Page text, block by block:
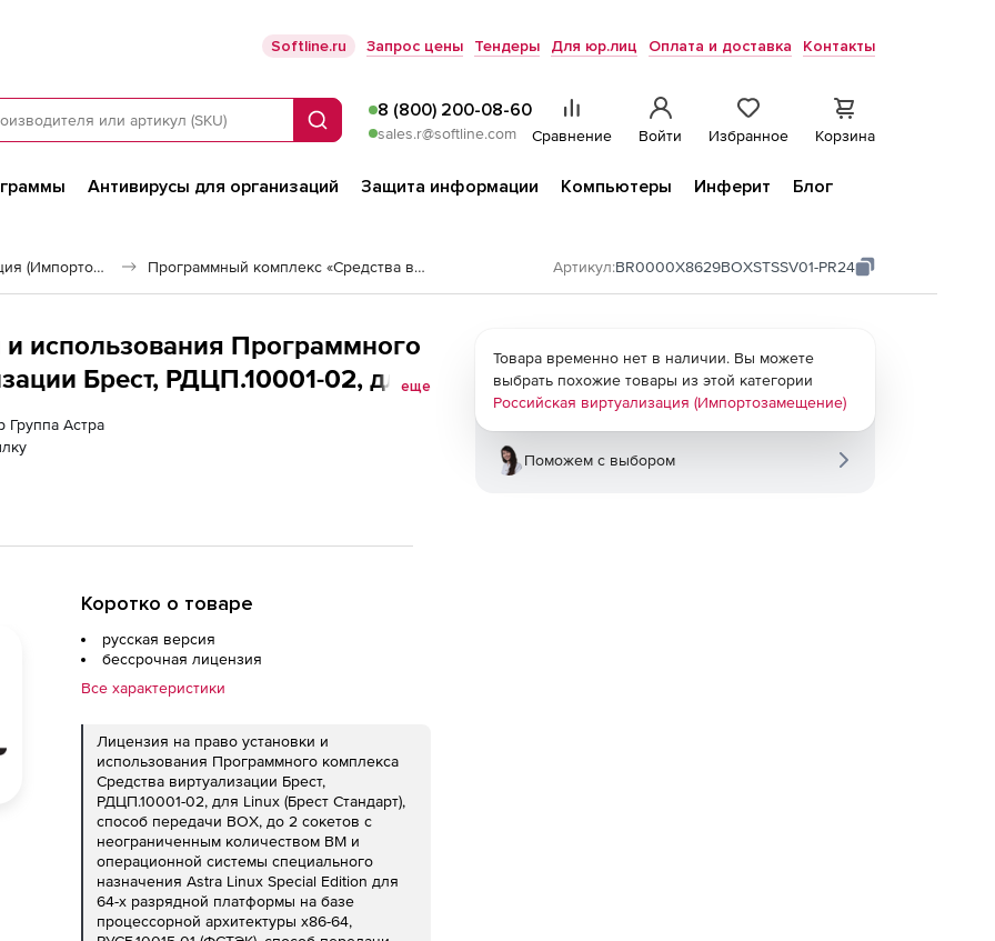
Softline.ru Запрос цены Тендеры Для юр.лиц Оплата и доставка Контакты
Поиск
8 (800) 200-08-60
sales.r@softline.com Сравнение Войти Избранное Корзина
Антивирусы для организаций Защита информации Компьютеры Инферит
Блог
Российская виртуализация (Импортозамещение) Программный комплекс «Средства виртуализации «БРЕСТ»» Артикул:BR0000Х8629BOXSTSSV01-PR24
использования Программного
Брест, РДЦП.10001-02, для
BOX, до 2 сокетов с
ВМ и операционной системы
архитектуры x86-
передачи BOX, серверная
на 24 мес.
еще
Группа Астра
Коротко о товаре
русская версия
бессрочная лицензия
Все характеристики
Лицензия на право установки и
использования Программного комплекса
Средства виртуализации Брест,
РДЦП.10001-02, для Linux (Брест Стандарт),
способ передачи BOX, до 2 сокетов с
неограниченным количеством ВМ и
операционной системы специального
назначения Astra Linux Special Edition для
64-х разрядной платформы на базе
процессорной архитектуры x86-64,
Товара временно нет в наличии. Вы можете
выбрать похожие товары из этой категории
Российская виртуализация (Импортозамещение)
Поможем с выбором